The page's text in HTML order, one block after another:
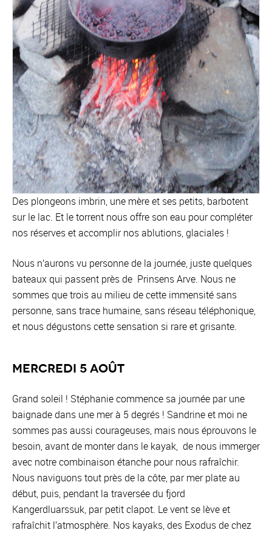
Des plongeons imbrin, une mère et ses petits, barbotent
sur le lac. Et le torrent nous offre son eau pour compléter
nos réserves et accomplir nos ablutions, glaciales !
Nous n’aurons vu personne de la journée, juste quelques
bateaux qui passent près de Prinsens Arve. Nous ne
sommes que trois au milieu de cette immensité sans
personne, sans trace humaine, sans réseau téléphonique,
et nous dégustons cette sensation si rare et grisante.
Mercredi 5 août
Grand soleil ! Stéphanie commence sa journée par une
baignade dans une mer à 5 degrés ! Sandrine et moi ne
sommes pas aussi courageuses, mais nous éprouvons le
besoin, avant de monter dans le kayak, de nous immerger
avec notre combinaison étanche pour nous rafraîchir.
Nous naviguons tout près de la côte, par mer plate au
début, puis, pendant la traversée du fjord
Kangerdluarssuk, par petit clapot. Le vent se lève et
rafraîchit l’atmosphère. Nos kayaks, des Exodus de chez